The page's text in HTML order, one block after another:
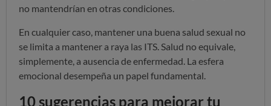
no mantendrían en otras condiciones.
En cualquier caso, mantener una buena salud sexual no
se limita a mantener a raya las ITS. Salud no equivale,
simplemente, a ausencia de enfermedad. La esfera
emocional desempeña un papel fundamental.
10 sugerencias para mejorar tu